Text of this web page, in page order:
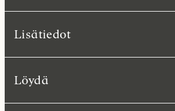
Lisätiedot
Löydä